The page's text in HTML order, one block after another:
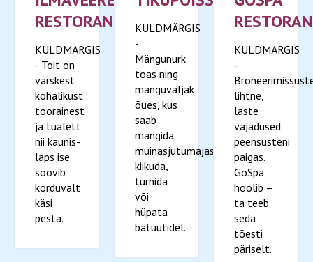
RESTORAN
KULDMÄRGIS
- Toit on
värskest
kohalikust
toorainest
ja tualett
nii kaunis-
laps ise
soovib
korduvalt
käsi
pesta.
KULDMÄRGIS
-
Mängunurk
toas ning
mänguväljak
õues, kus
saab
mängida
muinasjutumajas,
kiikuda,
turnida
või
hüpata
batuutidel.
RESTORAN
KULDMÄRGIS
-
lihtne,
laste
vajadused
peensusteni
paigas.
GoSpa
hoolib –
ta teeb
seda
tõesti
päriselt.